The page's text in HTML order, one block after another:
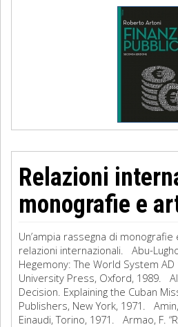
Relazioni
monografie e
Un’ampia rassegna di
relazioni internazionali. Abu-
Hegemony: The World System
University Press, Oxford, 1989.
Decision. Explaining the Cuban
Publishers, New York, 1971.
Einaudi, Torino, 1971. Armao, F.